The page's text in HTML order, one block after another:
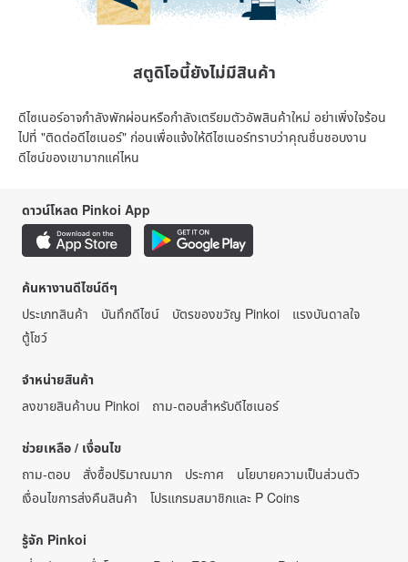
สตูดิโอนี้ยังไม่มีสินค้า
ดีไซเนอร์อาจกำลังพักผ่อนหรือกำลังเตรียมตัวอัพสินค้าใหม่ อย่าเพิ่งใจร้อน
ไปที่ "ติดต่อดีไซเนอร์" ก่อนเพื่อแจ้งให้ดีไซเนอร์ทราบว่าคุณชื่นชอบงาน
ดีไซน์ของเขามากแค่ไหน
ดาวน์โหลด Pinkoi App
ค้นหางานดีไซน์ดีๆ
ประเภทสินค้า
บันทึกดีไซน์ บัตรของขวัญ Pinkoi
แรงบันดาลใจ
ตู้โชว์
จำหน่ายสินค้า
ลงขายสินค้าบน Pinkoi
ถาม-ตอบสำหรับดีไซเนอร์
ช่วยเหลือ / เงื่อนไข
ถาม-ตอบ
สั่งซื้อปริมาณมาก ประกาศ
นโยบายความเป็นส่วนตัว
เงื่อนไขการส่งคืนสินค้า
โปรแกรมสมาชิกและ P Coins
รู้จัก Pinkoi